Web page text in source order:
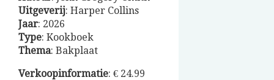
Uitgeverij: Harper Collins
Jaar: 2026
Type: Kookboek
Thema: Bakplaat
Verkoopinformatie: € 24.99